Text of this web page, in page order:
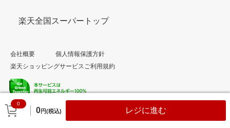
0
0円(税込) レジに進む
楽天全国スーパートップ
会社概要
個人情報保護方針
楽天ショッピングサービスご利用規約
© Rakuten Group, Inc.